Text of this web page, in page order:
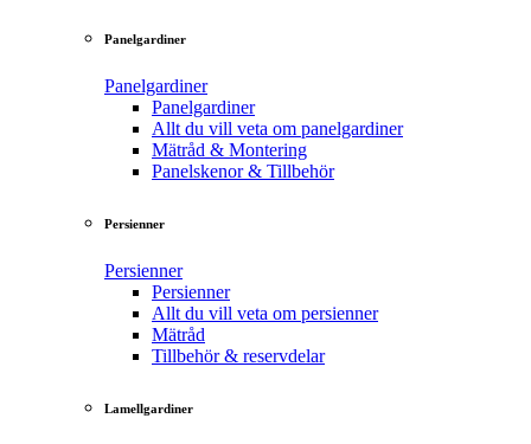
Panelgardiner
Panelgardiner
Panelgardiner
Allt du vill veta om panelgardiner
Mätråd & Montering
Panelskenor & Tillbehör
Persienner
Persienner
Persienner
Allt du vill veta om persienner
Mätråd
Tillbehör & reservdelar
Lamellgardiner